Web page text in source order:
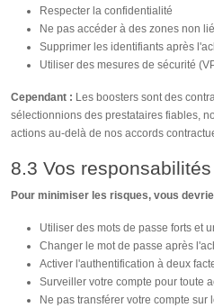
Respecter la confidentialité
Ne pas accéder à des zones non
Supprimer les identifiants après
Utiliser des mesures de sécurité
Cependant : Les boosters sont des
sélectionnions des prestataires fiables,
actions au-delà de nos accords
8.3 Vos responsabilités
Pour minimiser les risques, vous
Utiliser des mots de passe forts et
Changer le mot de passe après
Activer l'authentification à deux
Surveiller votre compte pour toute
Ne pas transférer votre compte